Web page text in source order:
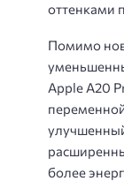
оттенками
Помимо
Apple A20
более